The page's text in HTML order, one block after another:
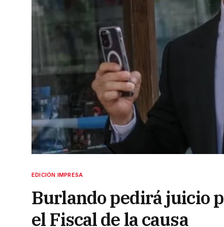
EDICIÓN IMPRESA
Burlando pedirá juicio
el Fiscal de la causa